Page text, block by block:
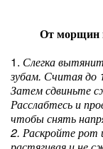
От морщин
1. Слегка
зубам. Считая до
Затем сдвиньте
Расслабтесь и
чтобы снять
2. Раскройте рот